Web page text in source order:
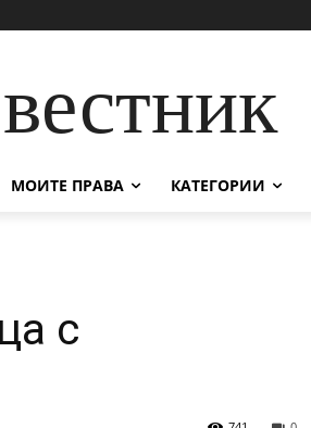
МОИТЕ ПРАВА КАТЕГОРИИ
с